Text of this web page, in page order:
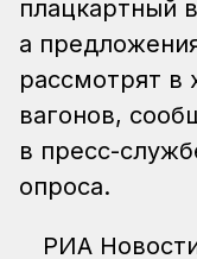
плацкартный
а
рассмотрят в
вагонов,
в пресс-
опроса.
РИА